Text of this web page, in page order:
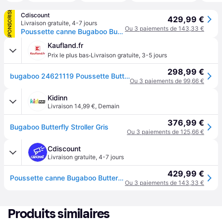
SPONSORISÉ
Cdiscount
Livraison gratuite, 4-7 jours
Poussette canne Bugaboo Butterfly Nuit - pliage en 1 seconde - habillage pluie inclus - Noir
429,99 €
Ou 3 paiements de 143,33 €
Kaufland.fr
Prix le plus bas·Livraison gratuite, 3-5 jours
bugaboo 24621119 Poussette Butterfly complete Noir 298,99 €
Ou 3 paiements de 99,66 €
Kidinn
Livraison 14,99 €, Demain
Bugaboo Butterfly Stroller Gris 376,99 €
Ou 3 paiements de 125,66 €
Cdiscount
Livraison gratuite, 4-7 jours
Poussette canne Bugaboo Butterfly Nuit - pliage en 1 seconde - habillage pluie inclus - Noir 429,99 €
Ou 3 paiements de 143,33 €
Produits similaires